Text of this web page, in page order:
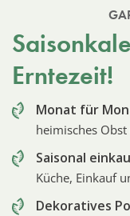
Erntezeit!
Monat für
heimisches
Saisonal
Küche, Einkauf
Dekoratives